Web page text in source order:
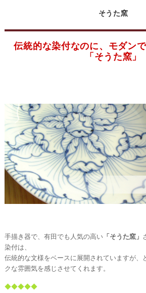
そうた窯
伝統的な染付なのに、モダン
「そうた窯」
手描き器で、有田でも人気の高い「そうた窯」
染付は、
伝統的な文様をベースに展開されていますが、
クな雰囲気を感じさせてくれます。
◆◆◆◆◆